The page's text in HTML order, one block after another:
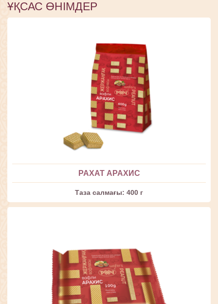
ҰҚСАС ӨНІМДЕР
РАХАТ АРАХИС
Таза салмағы: 400 г